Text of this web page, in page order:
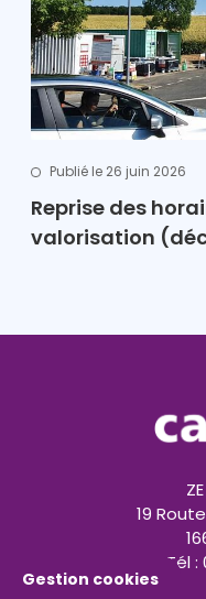
Publié le 26 juin 2026
Reprise des
valorisation
19
Tél :
Gestion cookies